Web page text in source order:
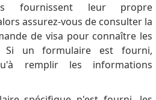
fournissent leur propre
assurez-vous de consulter la
de visa pour connaître les
Si un formulaire est fourni,
remplir les informations